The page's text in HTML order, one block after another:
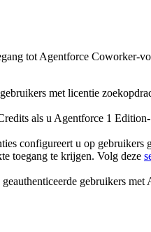
tot Agentforce Coworker-
met licentie
als u Agentforce 1
configureert u op gebruikers
toegang te krijgen. Volg deze
gebruikers